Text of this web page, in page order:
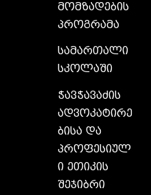
მომზადების
პროგრამა
სამართალი
სკოლაში
ჭავჭავაძის
ადვოკატირე
ბისა და
პროფესიულ
ი ეთიკის
შეჯიბრი